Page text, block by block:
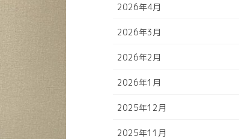
2026年4月
2026年3月
2026年2月
2026年1月
2025年12月
2025年11月